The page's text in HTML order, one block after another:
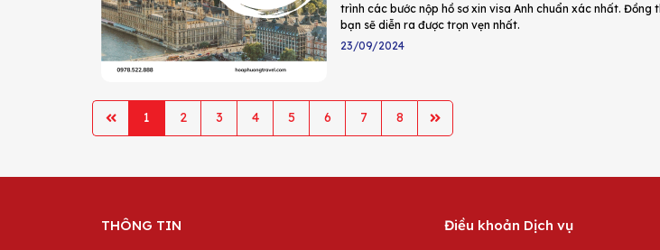
trình các bước nộp hồ sơ xin visa Anh chuẩn xác nhất.
bạn sẽ diễn ra được trọn vẹn nhất.
23/09/2024
1 2 3 4 5 6 7 8
THÔNG TIN Điều khoản Dịch vụ